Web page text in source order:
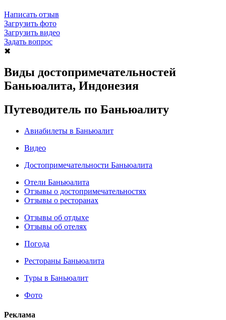
Написать отзыв
Загрузить фото
Загрузить видео
Задать вопрос
✖
Виды достопримечательностей
Баньюалита, Индонезия
Путеводитель по Баньюалиту
Авиабилеты в Баньюалит
Видео
Достопримечательности Баньюалита
Отели Баньюалита
Отзывы о достопримечательностях
Отзывы о ресторанах
Отзывы об отдыхе
Отзывы об отелях
Погода
Рестораны Баньюалита
Туры в Баньюалит
Фото
Реклама